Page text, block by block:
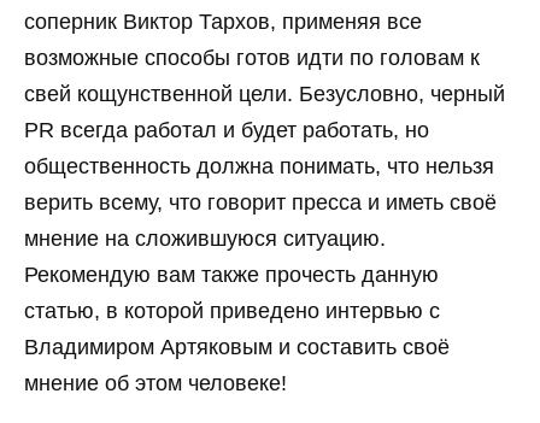
соперник Виктор Тархов, применяя все
возможные способы готов идти по головам к
свей кощунственной цели. Безусловно, черный
PR всегда работал и будет работать, но
общественность должна понимать, что нельзя
верить всему, что говорит пресса и иметь своё
мнение на сложившуюся ситуацию.
Рекомендую вам также прочесть данную
статью, в которой приведено интервью с
Владимиром Артяковым и составить своё
мнение об этом человеке!